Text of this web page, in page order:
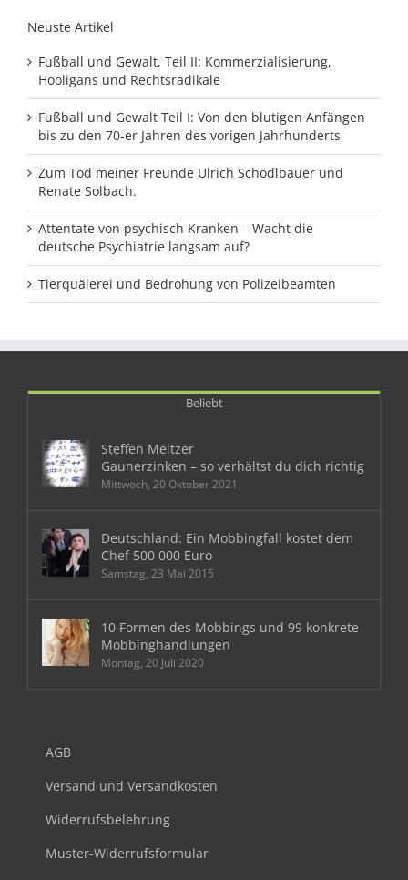
Neuste Artikel
Fußball und Gewalt, Teil II: Kommerzialisierung,
Hooligans und Rechtsradikale
Fußball und Gewalt Teil I: Von den blutigen Anfängen
bis zu den 70-er Jahren des vorigen Jahrhunderts
Zum Tod meiner Freunde Ulrich Schödlbauer und
Renate Solbach.
Attentate von psychisch Kranken – Wacht die
deutsche Psychiatrie langsam auf?
Tierquälerei und Bedrohung von Polizeibeamten
Beliebt
Steffen Meltzer
Gaunerzinken – so verhältst du dich richtig
Mittwoch, 20 Oktober 2021
Deutschland: Ein Mobbingfall kostet dem
Chef 500 000 Euro
Samstag, 23 Mai 2015
10 Formen des Mobbings und 99 konkrete
Mobbinghandlungen
Montag, 20 Juli 2020
AGB
Versand und Versandkosten
Widerrufsbelehrung
Muster-Widerrufsformular